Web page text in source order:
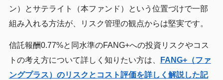
ン）とサテライト（本ファンド）という位置づけで一部
組み入れる方法が、リスク管理の観点からは堅実です。
信託報酬0.77%と同水準のFANG+への投資リスクやコス
トの考え方について詳しく知りたい方は、
FANG+（ファ
ングプラス）のリスクとコスト評価を詳しく解説した記